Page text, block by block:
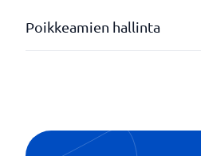
Poikkeamien hallinta
Lukukuittaukset
Mallit